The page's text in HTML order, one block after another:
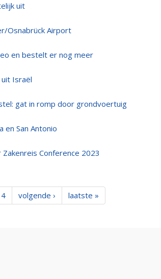
uit
Osnabrück Airport
en bestelt er nog meer
Israël
gat in romp door grondvoertuig
San Antonio
Conference 2023
4 volgende › laatste »